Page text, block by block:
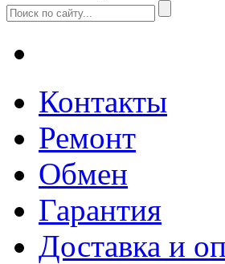
Контакты
Ремонт
Обмен
Гарантия
Доставка и